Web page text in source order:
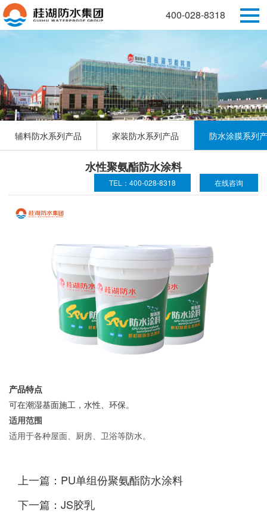
400-028-8318
辅料防水系列产品 家装防水系列产品 防水涂膜系列
水性聚氨酯防水涂料
在线咨询
TEL：400-028-8318
产品特点
可在潮湿基面施工，水性、环保。
适用范围
适用于各种屋面、厨房、卫浴等防水。
上一篇：PU单组份聚氨酯防水涂料
下一篇：JS胶乳